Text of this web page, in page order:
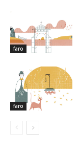
faro
faro